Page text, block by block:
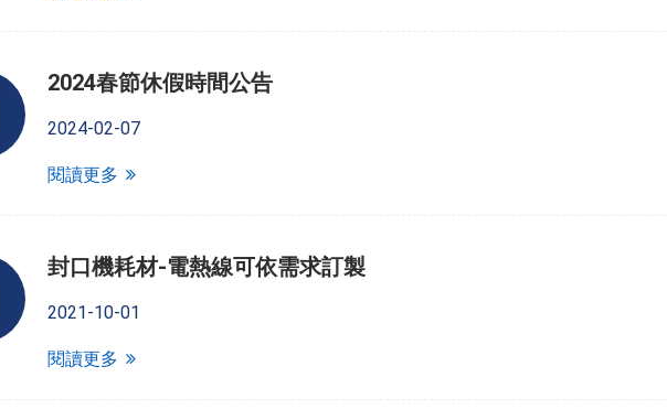
2024春節休假時間公告
2024-02-07
閱讀更多
封口機耗材-電熱線可依需求訂製
2021-10-01
閱讀更多